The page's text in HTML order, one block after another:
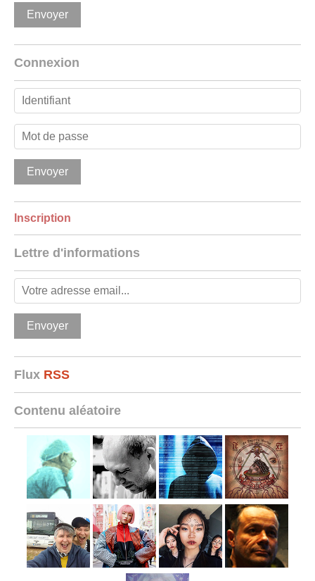
Connexion
Inscription
Lettre d'informations
Flux RSS
Contenu aléatoire